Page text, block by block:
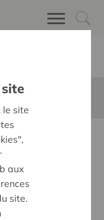
sans
le site
aux
site.